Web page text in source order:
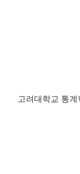
고려대학교 통